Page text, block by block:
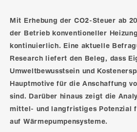
Mit Erhebung der CO2-Steuer ab
der Betrieb konventioneller
kontinuierlich. Eine aktuelle
Research liefert den Beleg, dass
Umweltbewusstsein und
Hauptmotive für die Anschaffung
sind. Darüber hinaus zeigt die
mittel- und langfristiges Potenzial
auf Wärmepumpensysteme.